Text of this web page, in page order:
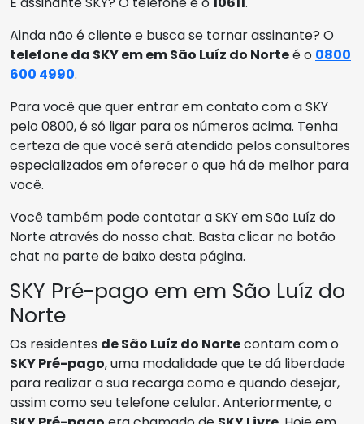
Ainda não é cliente e busca se tornar assinante? O
telefone da SKY em em São Luíz do Norteé o 0800
600 4990.
Para você que quer entrar em contato com a SKY
pelo 0800, é só ligar para os números acima. Tenha
certeza de que você será atendido pelos consultores
especializados em oferecer o que há de melhor para
você.
Você também pode contatar a SKY em São Luíz do
Norte através do nosso chat. Basta clicar no botão
chat na parte de baixo desta página.
SKY Pré-pago em em São Luíz do
Norte
Os residentes de São Luíz do Nortecontam com o
SKY Pré-pago, uma modalidade que te dá liberdade
para realizar a sua recarga como e quando desejar,
assim como seu telefone celular. Anteriormente, o